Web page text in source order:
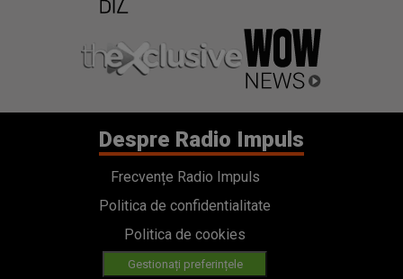
Despre Radio Impuls
Frecvențe Radio Impuls
Politica de confidentialitate
Politica de cookies
Gestionați preferințele